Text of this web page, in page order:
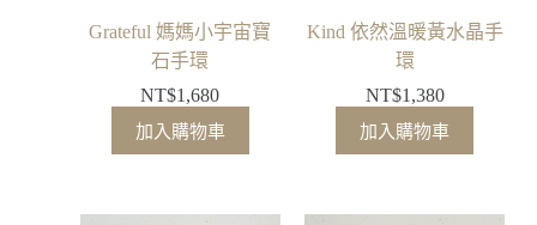
Grateful 媽媽小宇宙寶
石手環
NT$1,680
加入購物車
Kind 依然溫暖黃水晶手
環
NT$1,380
加入購物車